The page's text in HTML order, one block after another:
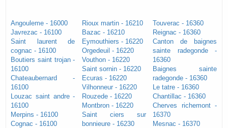
Angouleme - 16000
Javrezac - 16100
Saint laurent de
cognac - 16100
Boutiers saint trojan -
16100
Chateaubernard -
16100
Louzac saint andre -
16100
Merpins - 16100
Cognac - 16100
Rioux martin - 16210
Bazac - 16210
Eymouthiers - 16220
Orgedeuil - 16220
Vouthon - 16220
Saint sornin - 16220
Ecuras - 16220
Vilhonneur - 16220
Rouzede - 16220
Montbron - 16220
Saint ciers sur
bonnieure - 16230
Touverac - 16360
Reignac - 16360
Canton de baignes
sainte radegonde -
16360
Baignes sainte
radegonde - 16360
Le tatre - 16360
Chantillac - 16360
Cherves richemont -
16370
Mesnac - 16370